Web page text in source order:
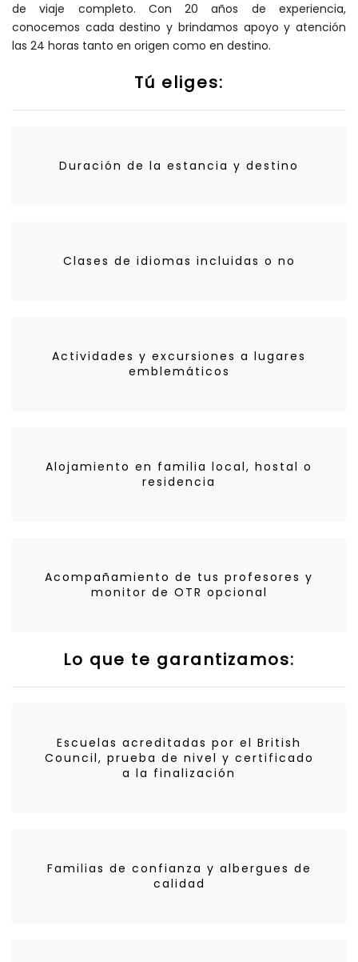
de viaje completo. Con 20 años de experiencia,
conocemos cada destino y brindamos apoyo y atención
las 24 horas tanto en origen como en destino.
Tú eliges:
Duración de la estancia y destino
Clases de idiomas incluidas o no
Actividades y excursiones a lugares
emblemáticos
Alojamiento en familia local, hostal o
residencia
Acompañamiento de tus profesores y
monitor de OTR opcional
Lo que te garantizamos:
Escuelas acreditadas por el British
Council, prueba de nivel y certificado
a la finalización
Familias de confianza y albergues de
calidad